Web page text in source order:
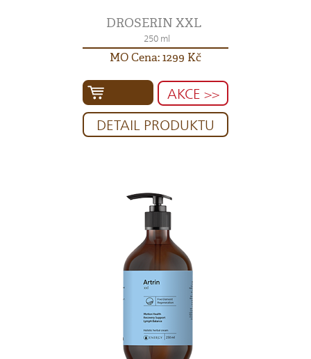
DROSERIN XXL
250 ml
MO Cena: 1299 Kč
AKCE >>
DETAIL PRODUKTU